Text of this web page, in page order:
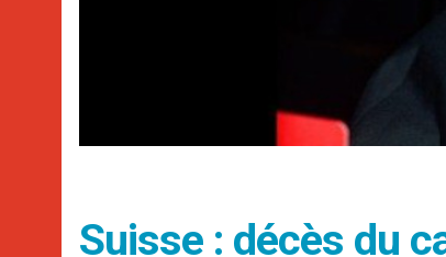
Suisse : décès du